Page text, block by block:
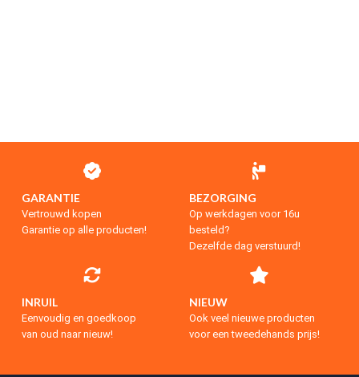
GARANTIE
Vertrouwd kopen
Garantie op alle producten!
BEZORGING
Op werkdagen voor 16u
besteld?
Dezelfde dag verstuurd!
INRUIL
Eenvoudig en goedkoop
van oud naar nieuw!
NIEUW
Ook veel nieuwe producten
voor een tweedehands prijs!